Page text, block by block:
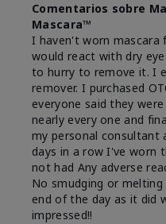
Comentarios sobre
Mascara™
I haven't worn mascara
would react with dry
to hurry to remove it. I
remover. I purchased
everyone said they
nearly every one and
my personal consultant
days in a row I've worn
not had Any adverse
No smudging or
end of the day as it did
impressed!!